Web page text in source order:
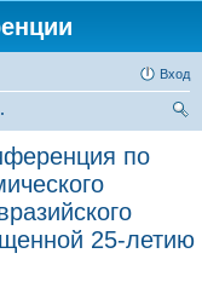
Вход
посвященной 25-летию ИСЭРТ РАН
по
25-летию